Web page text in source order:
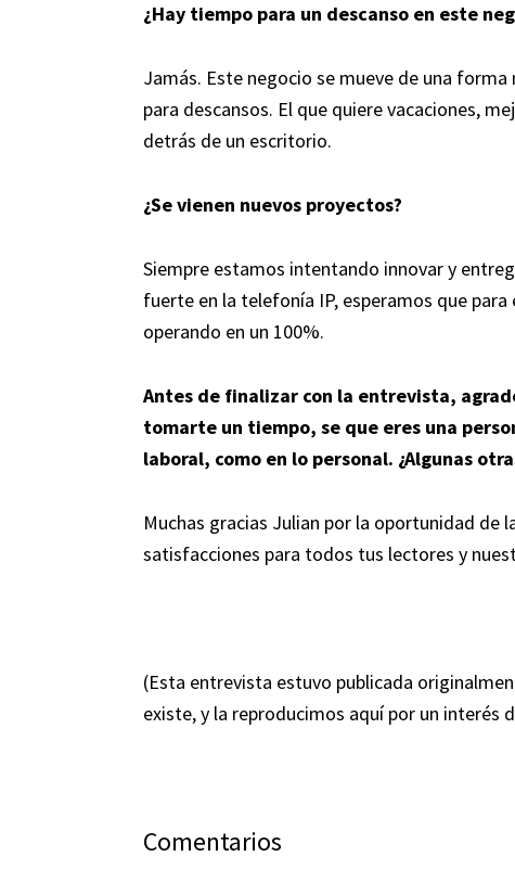
¿Hay tiempo para un descanso en este
Jamás. Este negocio se mueve de una
para descansos. El que quiere vacaciones,
detrás de un escritorio.
¿Se vienen nuevos proyectos?
Siempre estamos intentando innovar y
fuerte en la telefonía IP, esperamos que
operando en un 100%.
Antes de finalizar con la entrevista,
tomarte un tiempo, se que eres una
laboral, como en lo personal. ¿Algunas
Muchas gracias Julian por la oportunidad de
satisfacciones para todos tus lectores y
(Esta entrevista estuvo publicada
existe, y la reproducimos aquí por un interés
Interacciones
Comentarios